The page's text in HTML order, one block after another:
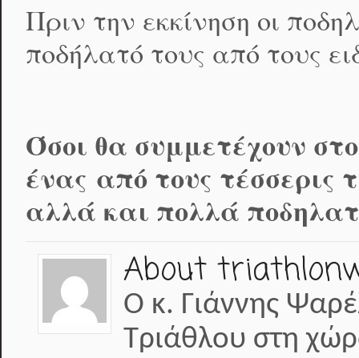
Πριν την εκκίνηση οι
ποδήλατό τους από τους
Όσοι θα συμμετέχουν
ένας από τους τέσσερις
αλλά και πολλά
About
Ο κ. Γιάννης
Τριάθλου στη